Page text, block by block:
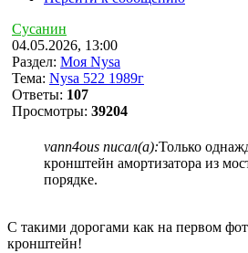
Сусанин
04.05.2026, 13:00
Раздел: Моя Nysa
Тема: Nysa 522 1989г
Ответы: 107
Просмотры: 39204
vann4ous писал(а):Только
кронштейн амортизатора из
порядке.
С такими дорогами как на первом
кронштейн!